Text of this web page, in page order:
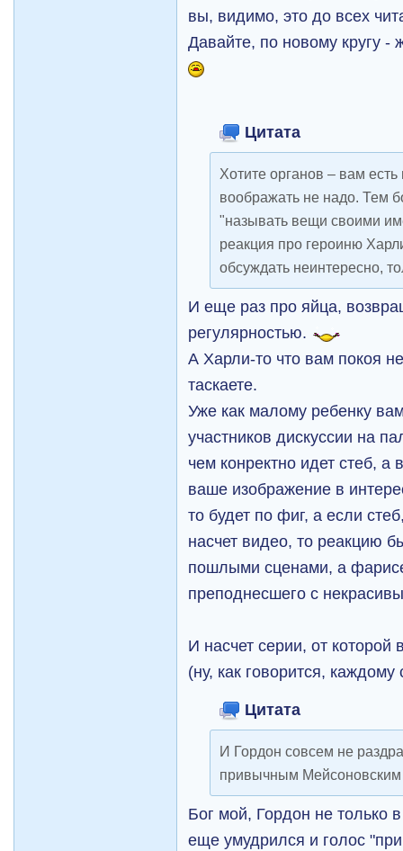
вы, видимо, это до всех
Давайте, по новому кругу -
Цитата
Хотите органов – вам
воображать не надо. Тем
"называть вещи своими
реакция про героиню
обсуждать неинтересно,
И еще раз про яйца,
регулярностью.
А Харли-то что вам покоя
таскаете.
Уже как малому ребенку
участников дискуссии на
чем конректно идет стеб, а
ваше изображение в
то будет по фиг, а если
насчет видео, то реакцию
пошлыми сценами, а
преподнесшего с
И насчет серии, от
(ну, как говорится, каждому
Цитата
И Гордон совсем не
привычным Мейсоновским
Бог мой, Гордон не только
еще умудрился и голос